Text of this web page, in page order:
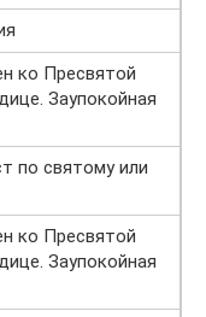
ко Пресвятой
Заупокойная
по святому или
ко Пресвятой
Заупокойная